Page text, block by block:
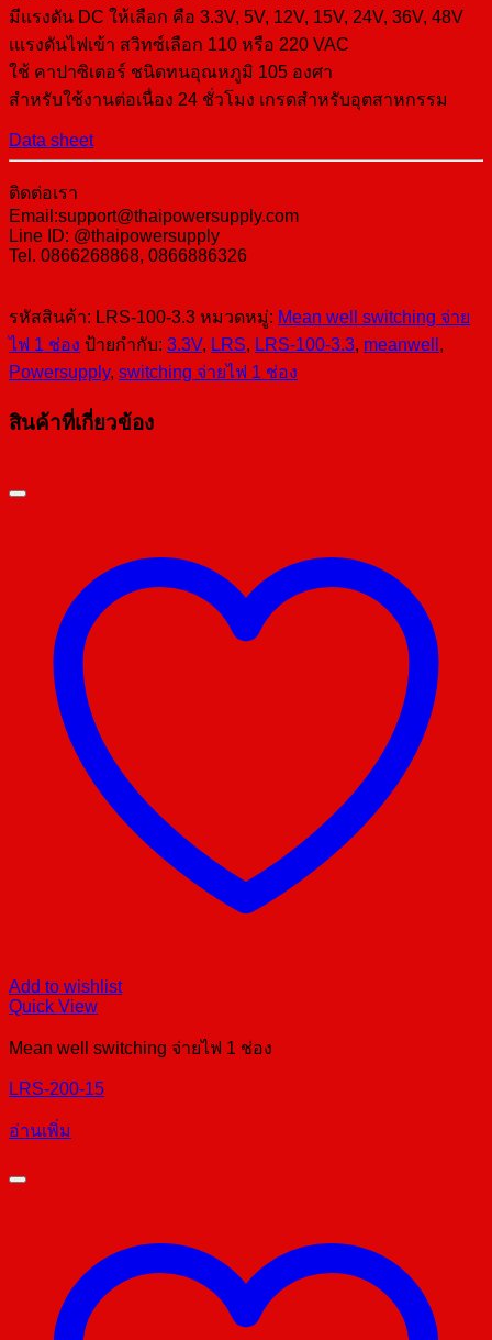
มีแรงดัน DC ให้เลือก คือ 3.3V, 5V, 12V, 15V, 24V, 36V, 48V
เแรงดันไฟเข้า สวิทซ์เลือก 110 หรือ 220 VAC
ใช้ คาปาซิเตอร์ ชนิดทนอุณหภูมิ 105 องศา
สำหรับใช้งานต่อเนื่อง 24 ชั่วโมง เกรดสำหรับอุตสาหกรรม
Data sheet
ติดต่อเรา
Email:support@thaipowersupply.com
Line ID: @thaipowersupply
Tel. 0866268868, 0866886326
รหัสสินค้า: LRS-100-3.3 หมวดหมู่: Mean well switching จ่าย
ไฟ 1 ช่อง ป้ายกำกับ: 3.3V, LRS, LRS-100-3.3, meanwell ,
Powersupply, switching จ่ายไฟ 1 ช่อง
สินค้าที่เกี่ยวข้อง
Add to wishlist
Quick View
Mean well switching จ่ายไฟ 1 ช่อง
LRS-200-15
อ่านเพิ่ม